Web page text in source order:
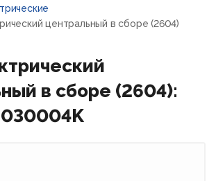
центральный в сборе (2604)
в сборе (2604):